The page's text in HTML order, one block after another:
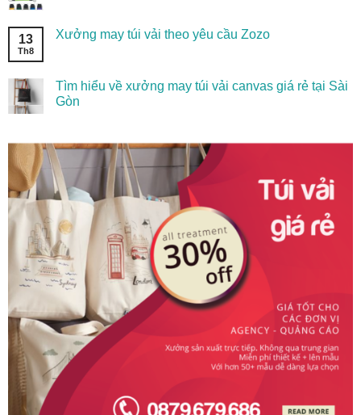
13
Th8
Xưởng may túi vải theo yêu cầu Zozo
Tìm hiểu về xưởng may túi vải canvas giá rẻ tại Sài
Gòn